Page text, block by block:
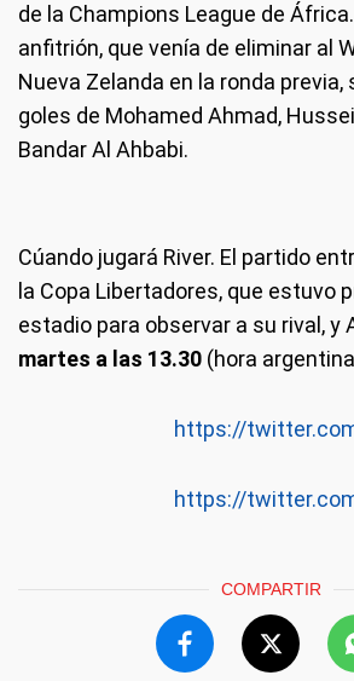
de la Champions League de
anfitrión, que venía de eliminar al
Nueva Zelanda en la ronda previa,
goles de Mohamed Ahmad,
Bandar Al Ahbabi.
Cúando jugará River. El partido
la Copa Libertadores, que estuvo
estadio para observar a su rival, y
martes a las 13.30 (hora
https://
https://
COMPARTIR